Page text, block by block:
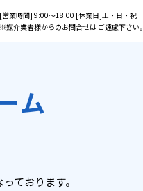
[営業時間] 9:00〜18:00 [休業日]土・日・祝
※媒介業者様からのお問合せは ご遠慮下さい。
ム
ております。